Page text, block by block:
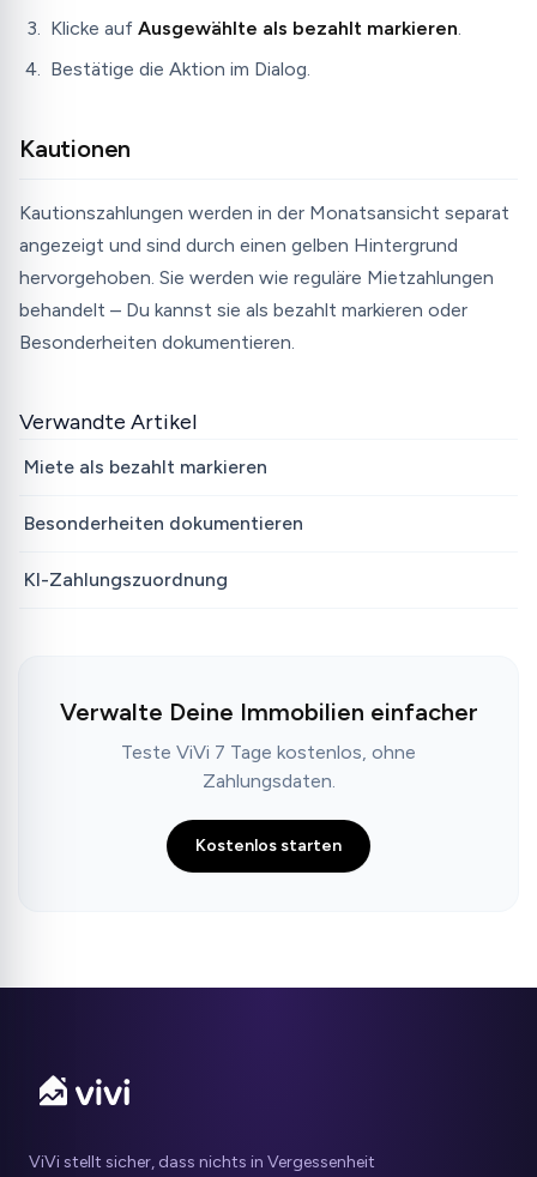
Klicke auf Ausgewählte als bezahlt markieren.
Bestätige die Aktion im Dialog.
Kautionen
Kautionszahlungen werden in der Monatsansicht separat
angezeigt und sind durch einen gelben Hintergrund
hervorgehoben. Sie werden wie reguläre Mietzahlungen
behandelt – Du kannst sie als bezahlt markieren oder
Besonderheiten dokumentieren.
Verwandte Artikel
Miete als bezahlt markieren
Besonderheiten dokumentieren
KI-Zahlungszuordnung
Verwalte Deine Immobilien einfacher
Teste ViVi 7 Tage kostenlos, ohne
Zahlungsdaten.
Kostenlos starten
ViVi stellt sicher, dass nichts in Vergessenheit